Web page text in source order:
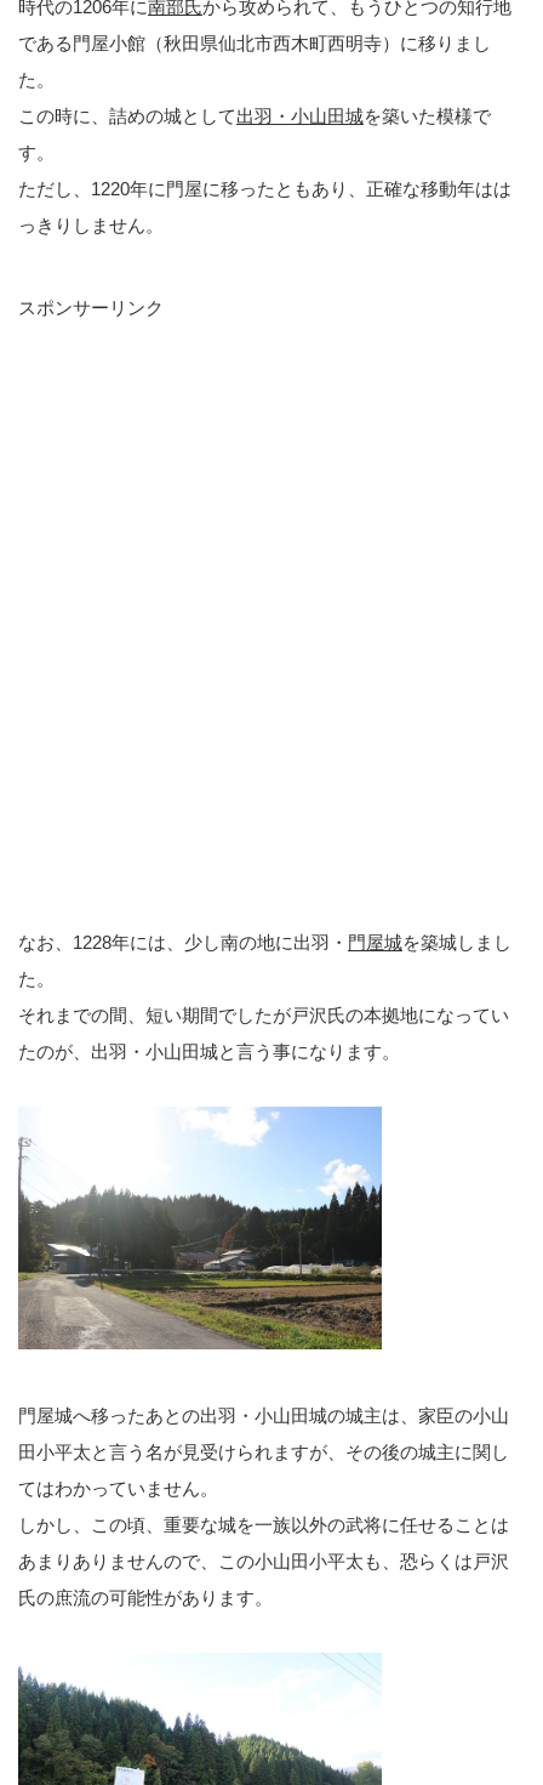
時代の1206年に南部氏から攻められて、もうひとつの知行地
である門屋小館（秋田県仙北市西木町西明寺）に移りまし
た。
この時に、詰めの城として出羽・小山田城を築いた模様で
す。
ただし、1220年に門屋に移ったともあり、正確な移動年はは
っきりしません。
スポンサーリンク
なお、1228年には、少し南の地に出羽・ 門屋城を築城しまし
た。
それまでの間、短い期間でしたが戸沢氏の本拠地になってい
たのが、出羽・小山田城と言う事になります。
門屋城へ移ったあとの出羽・小山田城の城主は、家臣の小山
田小平太と言う名が見受けられますが、その後の城主に関し
てはわかっていません。
しかし、この頃、重要な城を一族以外の武将に任せることは
あまりありませんので、この小山田小平太も、恐らくは戸沢
氏の庶流の可能性があります。